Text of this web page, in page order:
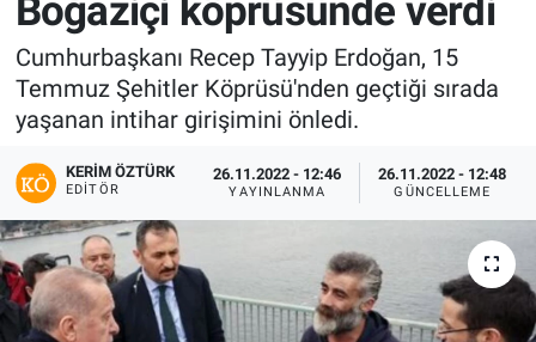
Boğaziçi köprüsünde verdi
Cumhurbaşkanı Recep Tayyip Erdoğan, 15
Temmuz Şehitler Köprüsü'nden geçtiği sırada
yaşanan intihar girişimini önledi.
KERIM ÖZTÜRK
EDITÖR
26.11.2022 - 12:46
YAYINLANMA
26.11.2022 - 12:48
GÜNCELLEME
Süper Lig Puan Durumu ve Fikstür
Tüm Manşetler
Son Dakika Haberleri
Haber Arşivi